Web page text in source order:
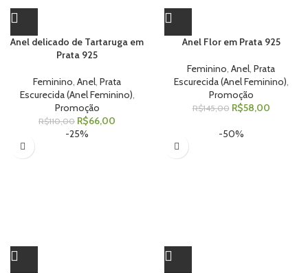
Anel delicado de Tartaruga em
Prata 925
Feminino, Anel, Prata
Escurecida (Anel Feminino),
Promoção
R$110,00 R$66,00
Anel Flor em Prata 925
Feminino, Anel, Prata
Escurecida (Anel Feminino),
Promoção
R$145,00 R$58,00
-25% -50%